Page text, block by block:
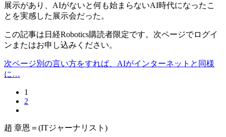
展示があり、AIがないと何も始まらないAI時代になったこ
とを実感した展示会だった。
この記事は日経Robotics購読者限定です。次ページでログイ
ンまたはお申し込みください。
次ページ別の言い方をすれば、AIがインターネットと同様
に…
1
2
趙 章恩＝(ITジャーナリスト)